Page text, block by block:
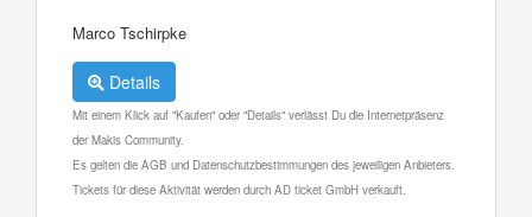
Marco Tschirpke
Details
Mit einem Klick auf "Kaufen" oder "Details" verlässt Du die Internetpräsenz
der Makis Community.
Es gelten die AGB und Datenschutzbestimmungen des jeweiligen Anbieters.
Tickets für diese Aktivität werden durch AD ticket GmbH verkauft.